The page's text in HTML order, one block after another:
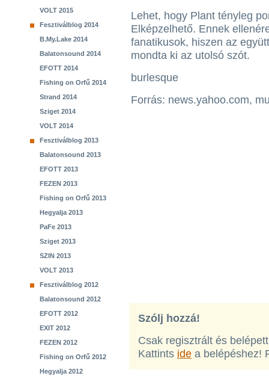
VOLT 2015
Fesztiválblog 2014
B.My.Lake 2014
Balatonsound 2014
EFOTT 2014
Fishing on Orfű 2014
Strand 2014
Sziget 2014
VOLT 2014
Fesztiválblog 2013
Balatonsound 2013
EFOTT 2013
FEZEN 2013
Fishing on Orfű 2013
Hegyalja 2013
PaFe 2013
Sziget 2013
SZIN 2013
VOLT 2013
Fesztiválblog 2012
Balatonsound 2012
EFOTT 2012
EXIT 2012
FEZEN 2012
Fishing on Orfű 2012
Hegyalja 2012
Lehet, hogy Plant tényleg
Elképzelhető. Ennek
fanatikusok, hiszen az
mondta ki az utolsó szót.
burlesque
Forrás: news.yahoo.com,
Szólj hozzá!
Csak regisztrált és
Kattints ide a belépéshez!